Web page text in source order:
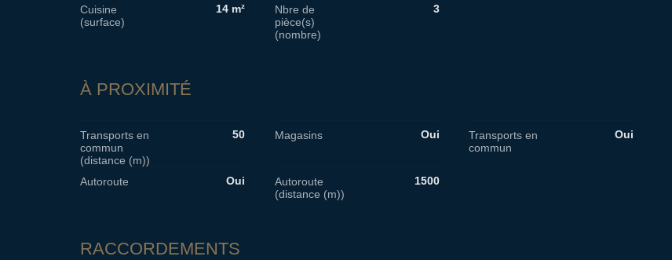
Cuisine
(surface)
14 m²
Nbre de
pièce(s)
(nombre)
3
À PROXIMITÉ
Transports en
commun
(distance (m))
50 Magasins Oui
Transports en
commun
Oui
Autoroute Oui
Autoroute
(distance (m))
1500
RACCORDEMENTS